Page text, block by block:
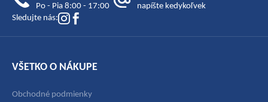
Po - Pia 8:00 - 17:00
napíšte kedykoľvek
Sledujte nás:
VŠETKO O NÁKUPE
Obchodné podmienky